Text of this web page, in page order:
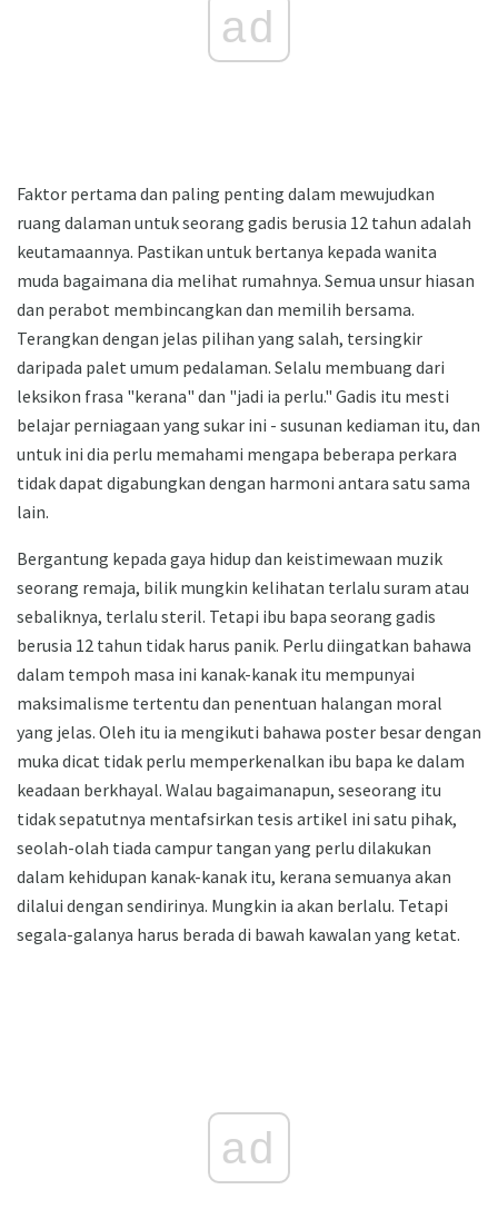
ad
Faktor pertama dan paling penting dalam mewujudkan
ruang dalaman untuk seorang gadis berusia 12 tahun adalah
keutamaannya. Pastikan untuk bertanya kepada wanita
muda bagaimana dia melihat rumahnya. Semua unsur hiasan
dan perabot membincangkan dan memilih bersama.
Terangkan dengan jelas pilihan yang salah, tersingkir
daripada palet umum pedalaman. Selalu membuang dari
leksikon frasa "kerana" dan "jadi ia perlu." Gadis itu mesti
belajar perniagaan yang sukar ini - susunan kediaman itu, dan
untuk ini dia perlu memahami mengapa beberapa perkara
tidak dapat digabungkan dengan harmoni antara satu sama
lain.
Bergantung kepada gaya hidup dan keistimewaan muzik
seorang remaja, bilik mungkin kelihatan terlalu suram atau
sebaliknya, terlalu steril. Tetapi ibu bapa seorang gadis
berusia 12 tahun tidak harus panik. Perlu diingatkan bahawa
dalam tempoh masa ini kanak-kanak itu mempunyai
maksimalisme tertentu dan penentuan halangan moral
yang jelas. Oleh itu ia mengikuti bahawa poster besar dengan
muka dicat tidak perlu memperkenalkan ibu bapa ke dalam
keadaan berkhayal. Walau bagaimanapun, seseorang itu
tidak sepatutnya mentafsirkan tesis artikel ini satu pihak,
seolah-olah tiada campur tangan yang perlu dilakukan
dalam kehidupan kanak-kanak itu, kerana semuanya akan
dilalui dengan sendirinya. Mungkin ia akan berlalu. Tetapi
segala-galanya harus berada di bawah kawalan yang ketat.
ad